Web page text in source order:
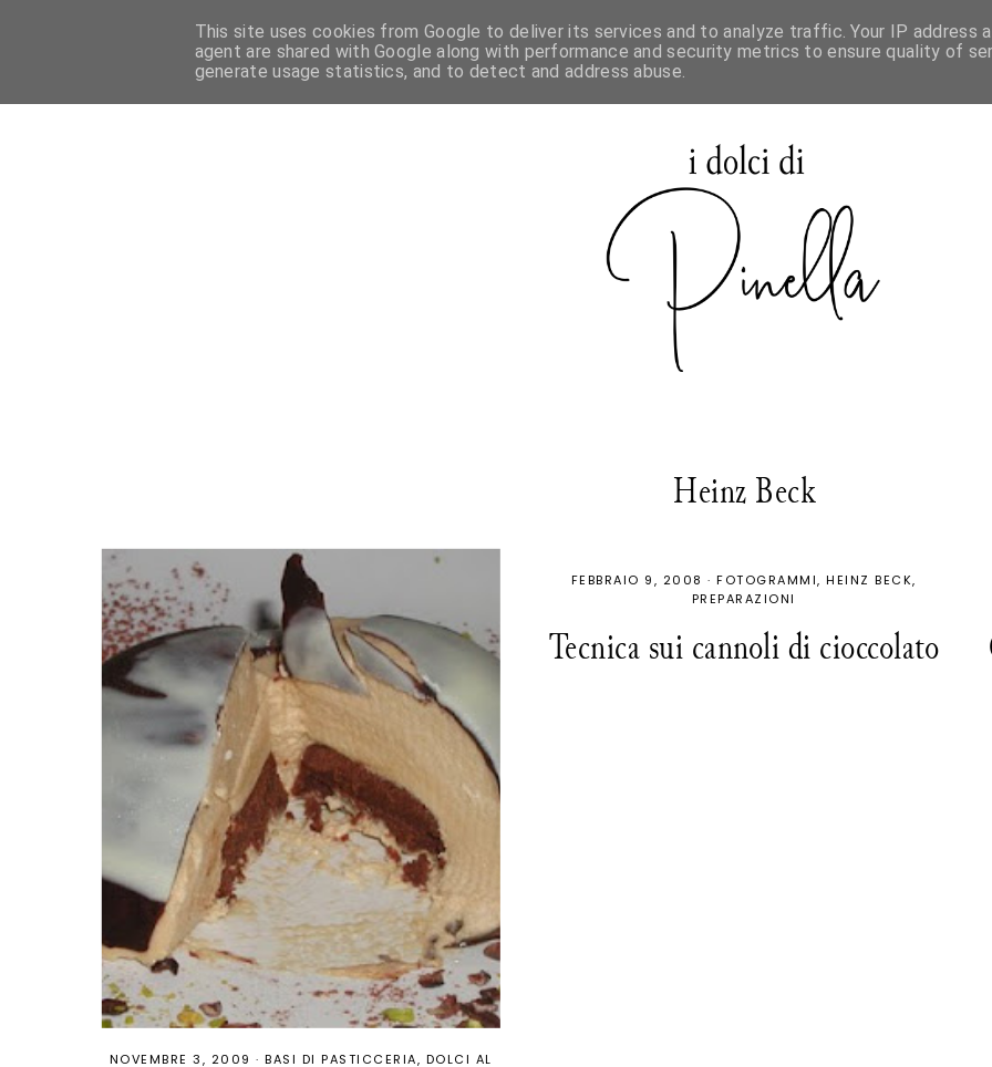
PASTICCERIA FRANCESE PASTICCERIA ITALIANA SPECIALE MAURIZIO SANTIN
Heinz Beck
NOVEMBRE 3, 2009 · BASI DI PASTICCERIA
DOLCI AL
FEBBRAIO 9, 2008 · FOTOGRAMMI HEINZ BECK
PREPARAZIONI
Tecnica sui cannoli di cioccolato
This site uses cookies from Google to deliver its services and to analyze traffic. Your IP address
agent are shared with Google along with performance and security metrics to ensure quality of
generate usage statistics, and to detect and address abuse.